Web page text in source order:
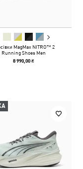
MagMax NITRO™ 2
Running Shoes Men
8 990,00 ₴